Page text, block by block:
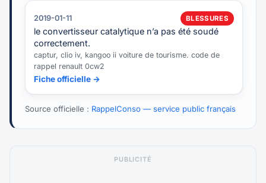
2019-01-11 BLESSURES
le convertisseur catalytique n’a pas été soudé
correctement.
captur, clio iv, kangoo ii voiture de tourisme. code de
rappel renault 0cw2
Fiche officielle →
Source officielle : RappelConso — service public français
PUBLICITÉ